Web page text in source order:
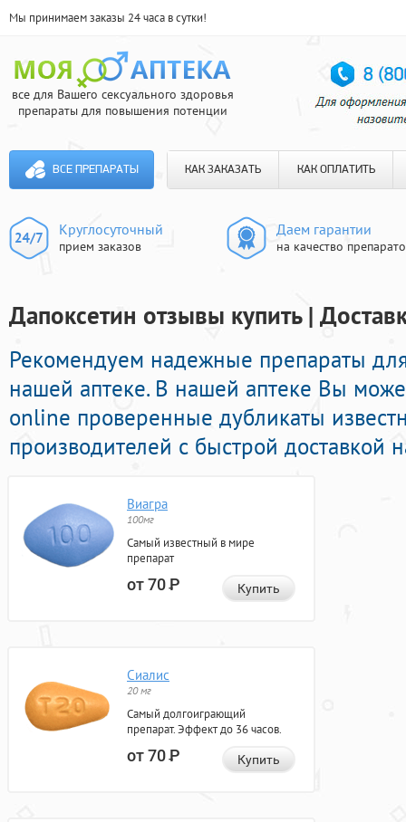
Мы принимаем заказы 24 часа в сутки!
все для Вашего сексуального здоровья
препараты для повышения потенции
ВСЕ ПРЕПАРАТЫ КАК ЗАКАЗАТЬ КАК ОПЛАТИТЬ
Круглосуточный
прием заказов
Даем гарантии
на качество
Дапоксетин отзывы купить |
Рекомендуем надежные препараты
нашей аптеке. В нашей аптеке Вы
online проверенные дубликаты
производителей с быстрой доставкой
Виагра
100мг
Самый известный в мире
препарат
от 70Р Купить
Сиалис
20 мг
Самый долгоиграющий
препарат. Эффект до 36 часов.
от 70Р Купить